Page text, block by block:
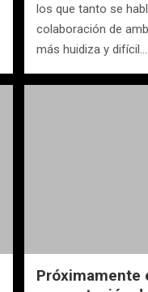
los que tanto se
colaboración de
más huidiza y difícil…
Próximamente